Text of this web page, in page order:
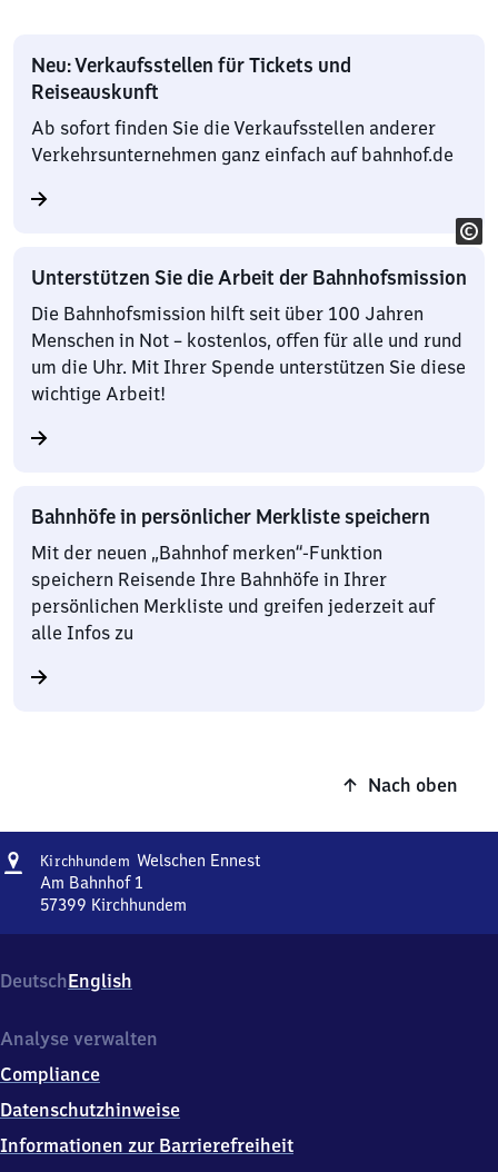
Neu: Verkaufsstellen für Tickets und
Reiseauskunft
Ab sofort finden Sie die Verkaufsstellen anderer
Verkehrsunternehmen ganz einfach auf bahnhof.de
Unterstützen Sie die Arbeit der Bahnhofsmission
Die Bahnhofsmission hilft seit über 100 Jahren
Menschen in Not – kostenlos, offen für alle und rund
um die Uhr. Mit Ihrer Spende unterstützen Sie diese
wichtige Arbeit!
Bahnhöfe in persönlicher Merkliste speichern
Mit der neuen „Bahnhof merken“-Funktion
speichern Reisende Ihre Bahnhöfe in Ihrer
persönlichen Merkliste und greifen jederzeit auf
alle Infos zu
Nach oben
Adresse
Kirchhundem Welschen EnnestKirchhundem-
Am Bahnhof 1
57399 Kirchhundem
Ennest,
Am
1,
7
3
9
DeutschEnglish
Analyse verwalten
Compliance
Datenschutzhinweise
Informationen zur Barrierefreiheit